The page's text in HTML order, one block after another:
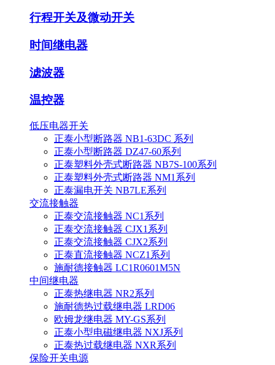
行程开关及微动开关
时间继电器
滤波器
温控器
低压电器开关
正泰小型断路器 NB1-63DC 系列
正泰小型断路器 DZ47-60系列
正泰塑料外壳式断路器 NB7S-100系列
正泰塑料外壳式断路器 NM1系列
正泰漏电开关 NB7LE系列
交流接触器
正泰交流接触器 NC1系列
正泰交流接触器 CJX1系列
正泰交流接触器 CJX2系列
正泰直流接触器 NCZ1系列
施耐德接触器 LC1R0601M5N
中间继电器
正泰热继电器 NR2系列
施耐德热过载继电器 LRD06
欧姆龙继电器 MY-GS系列
正泰小型电磁继电器 NXJ系列
正泰热过载继电器 NXR系列
保险开关电源